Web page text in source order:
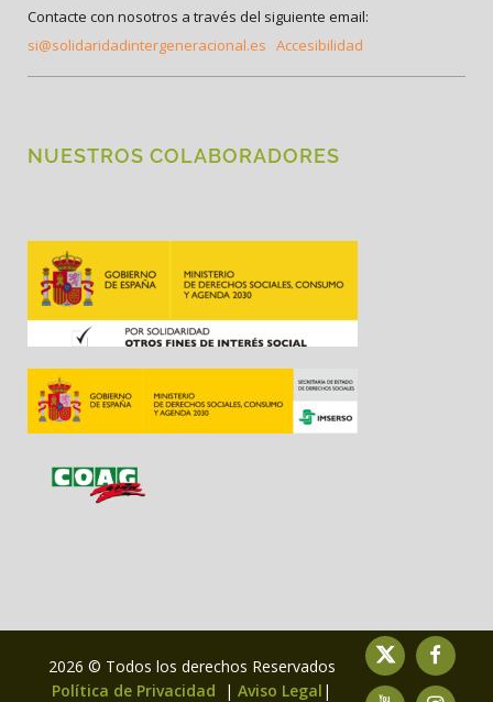
Contacte con nosotros a través del siguiente email:
si@solidaridadintergeneracional.es Accesibilidad
NUESTROS COLABORADORES
2026 © Todos los derechos Reservados
Política de Privacidad
| Aviso Legal |